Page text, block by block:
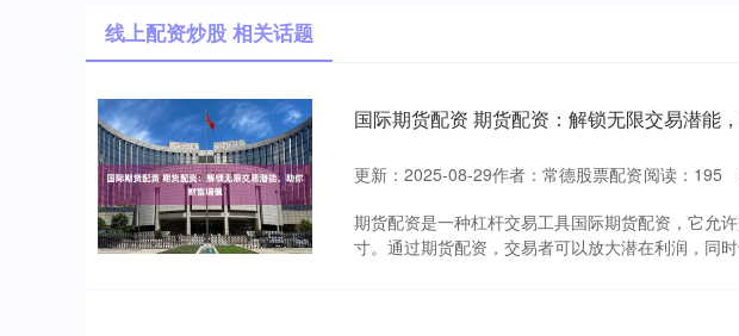
线上配资炒股 相关话题
国际期货配资 期货配资：解锁无限交易潜能
更新：2025-08-29作者：常德股票配资阅读： 195
期货配资是一种杠杆交易工具国际期货配资，它允
寸。通过期货配资，交易者可以放大潜在利润，同